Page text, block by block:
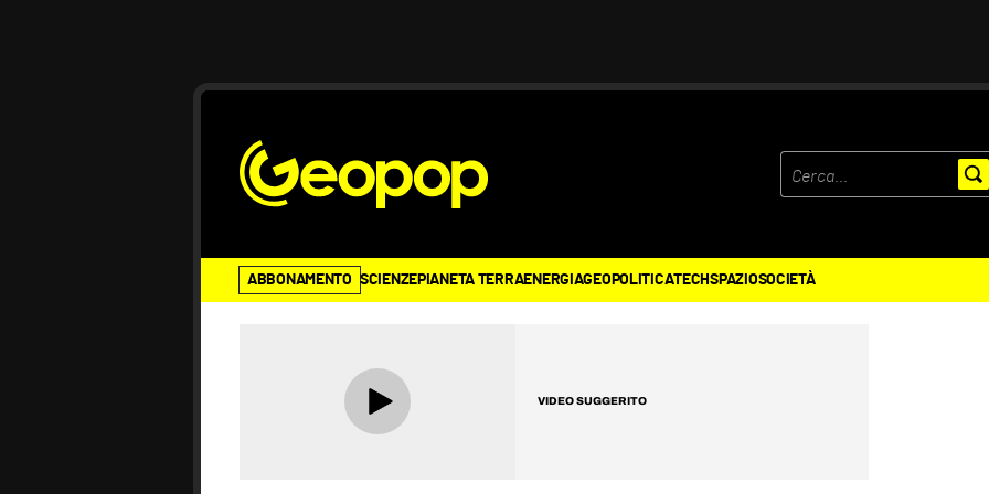
ABBONAMENTO SCIENZEPIANETA TERRAENERGIAGEOPOLITICATECHSPAZIOSOCIETÀ
VIDEO SUGGERITO